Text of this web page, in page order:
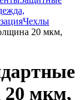
Чехлы
20 мкм,
20 мкм,